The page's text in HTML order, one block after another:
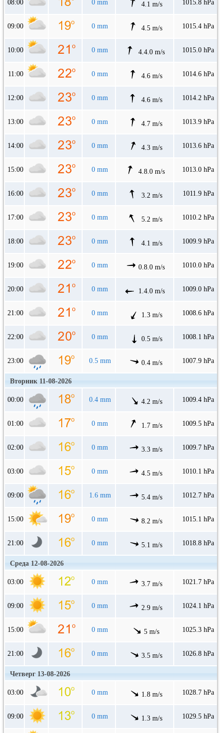
08:00 0 mm 4.1 m/s 1015.8 hPa
09:00 0 mm 4.5 m/s 1015.4 hPa
10:00 0 mm 4.4.0 m/s 1015.0 hPa
11:00 0 mm 4.6 m/s 1014.6 hPa
12:00 0 mm 4.6 m/s 1014.2 hPa
13:00 0 mm 4.7 m/s 1013.9 hPa
14:00 0 mm 4.3 m/s 1013.6 hPa
15:00 0 mm 4.8.0 m/s 1013.0 hPa
16:00 0 mm 3.2 m/s 1011.9 hPa
17:00 0 mm 5.2 m/s 1010.2 hPa
18:00 0 mm 4.1 m/s 1009.9 hPa
19:00 0 mm 0.8.0 m/s 1010.0 hPa
20:00 0 mm 1.4.0 m/s 1009.0 hPa
21:00 0 mm 1.3 m/s 1008.6 hPa
22:00 0 mm 0.5 m/s 1008.1 hPa
23:00 0.5 mm 0.4 m/s 1007.9 hPa
Вторник 11-08-2026
00:00 0.4 mm 4.2 m/s 1009.4 hPa
01:00 0 mm 1.7 m/s 1009.5 hPa
02:00 0 mm 3.3 m/s 1009.7 hPa
03:00 0 mm 4.5 m/s 1010.1 hPa
09:00 1.6 mm 5.4 m/s 1012.7 hPa
15:00 0 mm 8.2 m/s 1015.1 hPa
21:00 0 mm 5.1 m/s 1018.8 hPa
Среда 12-08-2026
03:00 0 mm 3.7 m/s 1021.7 hPa
09:00 0 mm 2.9 m/s 1024.1 hPa
15:00 0 mm 5 m/s 1025.3 hPa
21:00 0 mm 3.5 m/s 1026.8 hPa
Четверг 13-08-2026
03:00 0 mm 1.8 m/s 1028.7 hPa
09:00 0 mm 1.3 m/s 1029.5 hPa